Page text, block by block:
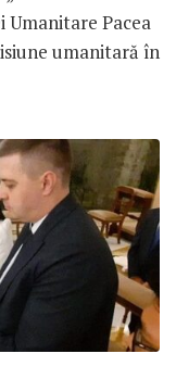
Pacea
umanitară în